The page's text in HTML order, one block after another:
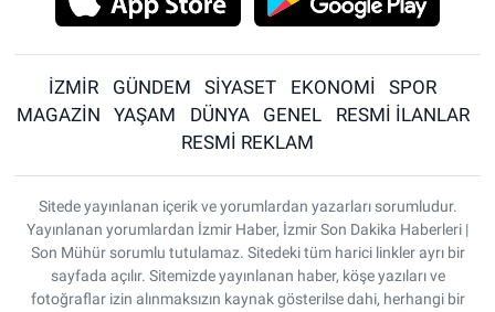
İZMİR GÜNDEM SİYASET EKONOMİ
SPOR
MAGAZİN
YAŞAM DÜNYA GENEL
RESMİ İLANLAR
RESMİ REKLAM
Sitede yayınlanan içerik ve yorumlardan yazarları sorumludur.
Yayınlanan yorumlardan İzmir Haber, İzmir Son Dakika Haberleri |
Son Mühür sorumlu tutulamaz. Sitedeki tüm harici linkler ayrı bir
sayfada açılır. Sitemizde yayınlanan haber, köşe yazıları ve
fotoğraflar izin alınmaksızın kaynak gösterilse dahi, herhangi bir